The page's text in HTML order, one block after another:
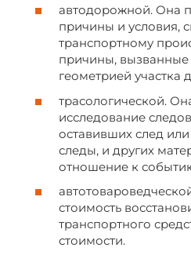
автодорожной. Она
причины и условия,
транспортному
причины, вызванные
геометрией участка
трасологической.
исследование
оставивших след
следы, и других
отношение к
стоимость
транспортного
стоимости.